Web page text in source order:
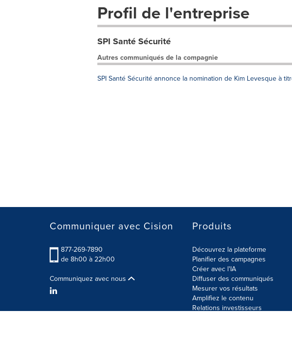
Profil de l'entreprise
SPI Santé Sécurité
Autres communiqués de la compagnie
SPI Santé Sécurité annonce la nomination de Kim Levesque à
Communiquer avec Cision
877-269-7890
de 8h00 à 22h00
Communiquez avec nous
Produits
Découvrez la plateforme
Planifier des campagnes
Créer avec l'IA
Diffuser des communiqués
Mesurer vos résultats
Amplifiez le contenu
Relations investisseurs